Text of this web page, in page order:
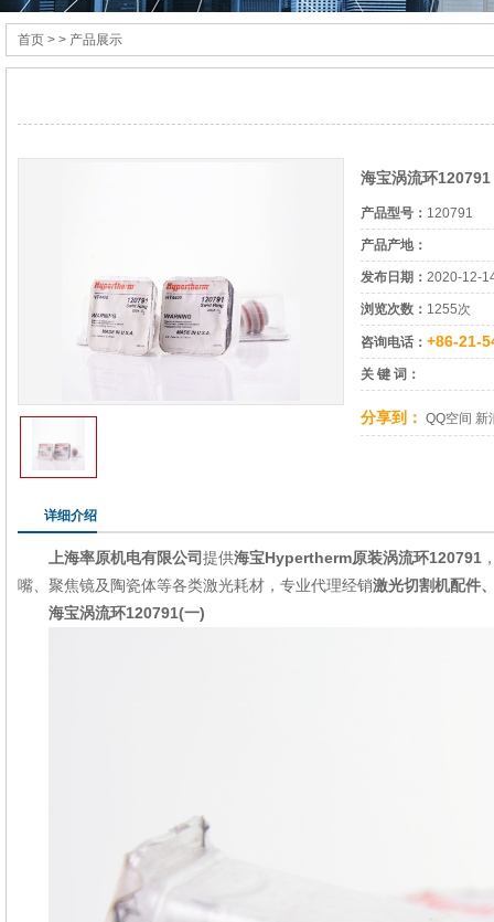
首页 > > 产品展示
海宝涡流环120791
产品型号： 120791
产品产地：
发布日期： 2020-12-
浏览次数： 1255次
咨询电话： +86-21-
关 键 词：
分享到： QQ空间 新
详细介绍
上海率原机电有限公司提供海宝Hypertherm原装涡流环120791
嘴
聚焦镜及 陶瓷体等各类激光耗材，专业代理经销激光切割机配件
海宝涡流环120791(一)